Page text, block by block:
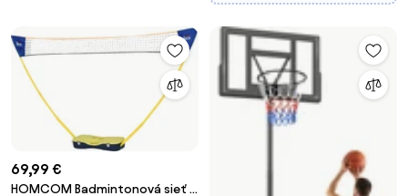
69,99 €
HOMCOM Badmintonová sieť s